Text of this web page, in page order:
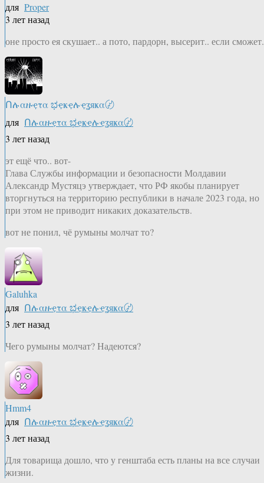
для Proper
3 лет назад
оне просто ея скушает.. а пото, пардорн, высерит.. если сможет.
Ոሉαዙҿτα ಭҿҝҿሉҿʓяҝα〄
для Ոሉαዙҿτα ಭҿҝҿሉҿʓяҝα〄
3 лет назад
эт ещё что.. вот-
Глава Службы информации и безопасности Молдавии
Александр Мустяцэ утверждает, что РФ якобы планирует
вторгнуться на территорию республики в начале 2023 года, но
при этом не приводит никаких доказательств.
вот не понил, чё румыны молчат то?
Galuhka
для Ոሉαዙҿτα ಭҿҝҿሉҿʓяҝα〄
3 лет назад
Чего румыны молчат? Надеются?
Hmm4
для Ոሉαዙҿτα ಭҿҝҿሉҿʓяҝα〄
3 лет назад
Для товарища дошло, что у генштаба есть планы на все случаи
жизни.